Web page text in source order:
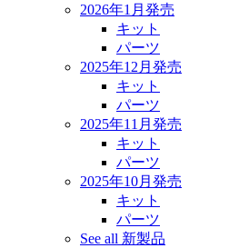
2026年1月発売
キット
パーツ
2025年12月発売
キット
パーツ
2025年11月発売
キット
パーツ
2025年10月発売
キット
パーツ
See all 新製品